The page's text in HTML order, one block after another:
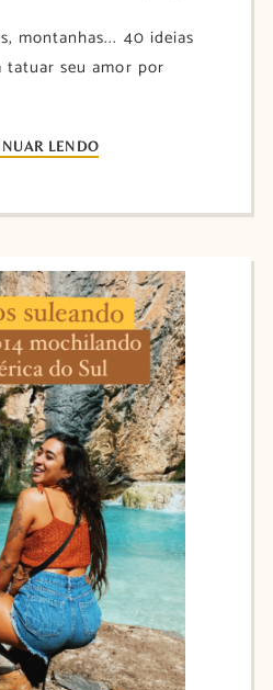
montanhas... 40 ideias
tatuar seu amor por
LENDO